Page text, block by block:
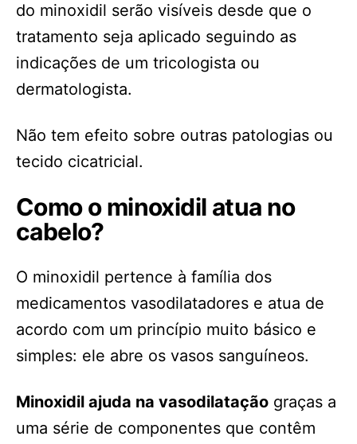
do minoxidil serão visíveis desde que o
tratamento seja aplicado seguindo as
indicações de um tricologista ou
dermatologista.
Não tem efeito sobre outras patologias ou
tecido cicatricial.
Como o minoxidil atua no
cabelo?
O minoxidil pertence à família dos
medicamentos vasodilatadores e atua de
acordo com um princípio muito básico e
simples: ele abre os vasos sanguíneos.
Minoxidil ajuda na vasodilatação graças a
uma série de componentes que contêm